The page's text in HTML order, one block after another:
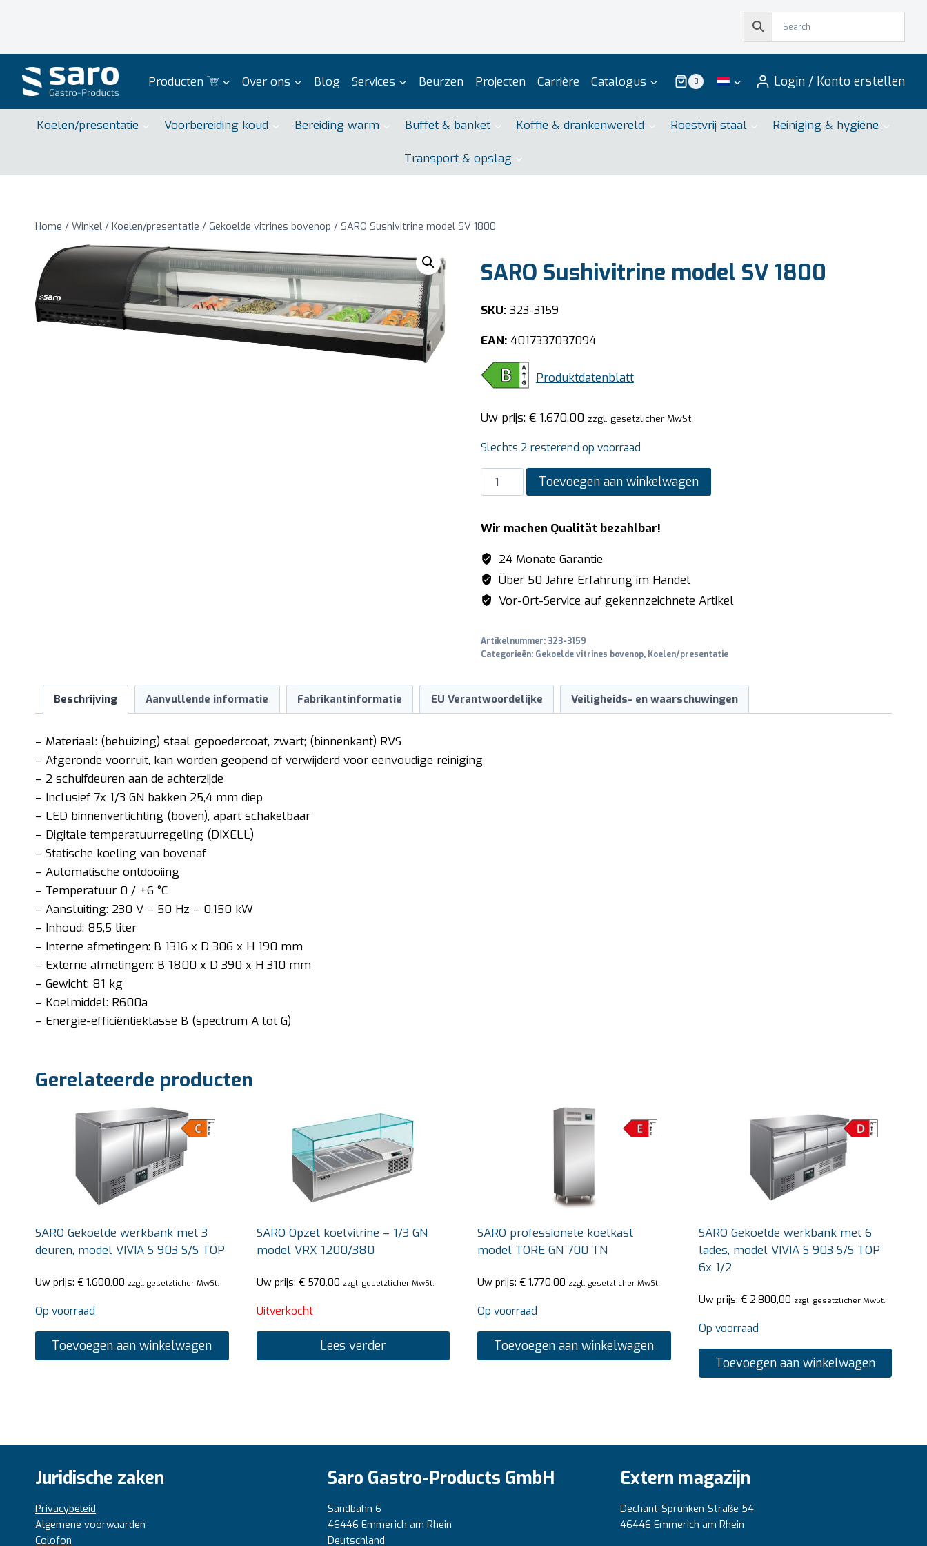
Producten Over ons Blog Services Beurzen Projecten Carrière Catalogus 0 Login / Konto erstellen
Koelen/presentatie Voorbereiding koud Bereiding warm Buffet & banket Koffie & drankenwereld Roestvrij staal Reiniging & hygiëne
Transport & opslag
Home / Winkel / Koelen/presentatie / Gekoelde vitrines bovenop / SARO Sushivitrine model SV 1800
SARO Sushivitrine model SV 1800
SKU:323-3159
EAN:4017337037094
Produktdatenblatt
Uw prijs: €1.670,00 zzgl. gesetzlicher MwSt.
Slechts 2 resterend op voorraad
SARO
Sushivitrine
SV
1800
aantal
Toevoegen aan winkelwagen
Wir machen Qualität bezahlbar!
24 Monate Garantie
Über 50 Jahre Erfahrung im Handel
Vor-Ort-Service auf gekennzeichnete Artikel
Artikelnummer: 323-3159
Categorieën: Gekoelde vitrines bovenop, Koelen/presentatie
Beschrijving Aanvullende informatie Fabrikantinformatie EU Verantwoordelijke Veiligheids- en waarschuwingen
– Materiaal: (behuizing) staal gepoedercoat, zwart; (binnenkant) RVS
– Afgeronde voorruit, kan worden geopend of verwijderd voor eenvoudige reiniging
– 2 schuifdeuren aan de achterzijde
– Inclusief 7x 1/3 GN bakken 25,4 mm diep
– LED binnenverlichting (boven), apart schakelbaar
– Digitale temperatuurregeling (DIXELL)
– Statische koeling van bovenaf
– Automatische ontdooiing
– Temperatuur 0 / +6 °C
– Aansluiting: 230 V – 50 Hz – 0,150 kW
– Inhoud: 85,5 liter
– Interne afmetingen: B 1316 x D 306 x H 190 mm
– Externe afmetingen: B 1800 x D 390 x H 310 mm
– Gewicht: 81 kg
– Koelmiddel: R600a
– Energie-efficiëntieklasse B (spectrum A tot G)
Gerelateerde producten
SARO Gekoelde werkbank met 3
deuren, model VIVIA S 903 S/S TOP
Uw prijs: € 1.600,00 zzgl. gesetzlicher MwSt.
Op voorraad
Toevoegen aan winkelwagen
SARO Opzet koelvitrine – 1/3 GN
model VRX 1200/380
Uw prijs: €570,00 zzgl. gesetzlicher MwSt.
Uitverkocht
Lees verder
SARO professionele koelkast
model TORE GN 700 TN
Uw prijs: € 1.770,00 zzgl. gesetzlicher MwSt.
Op voorraad
Toevoegen aan winkelwagen
SARO Gekoelde werkbank met 6
lades, model VIVIA S 903 S/S TOP
6x 1/2
Uw prijs: €2.800,00 zzgl. gesetzlicher MwSt.
Op voorraad
Toevoegen aan winkelwagen
Juridische zaken
Privacybeleid
Algemene voorwaarden
Colofon
Saro Gastro-Products GmbH
Sandbahn 6
46446 Emmerich am Rhein
Deutschland
Extern magazijn
Dechant-Sprünken-Straße 54
46446 Emmerich am Rhein